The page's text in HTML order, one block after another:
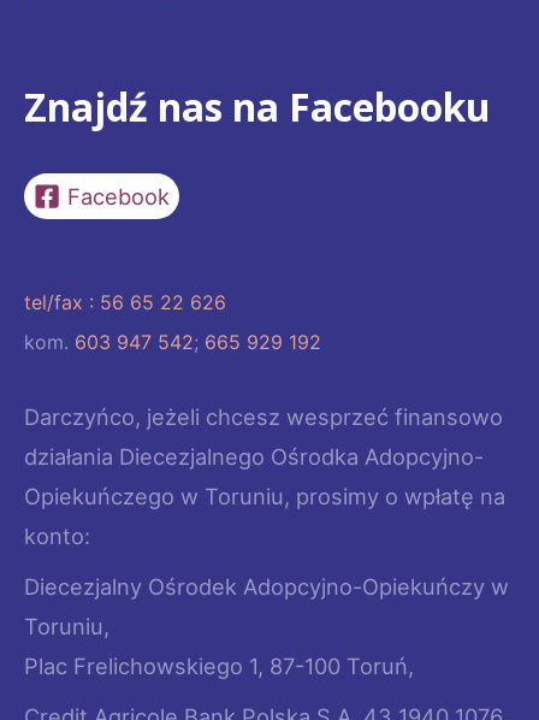
Znajdź nas na Facebooku
Facebook
tel/fax : 56 65 22 626
kom. 603 947 542; 665 929 192
Darczyńco, jeżeli chcesz wesprzeć finansowo
działania Diecezjalnego Ośrodka Adopcyjno-
Opiekuńczego w Toruniu, prosimy o wpłatę na
konto:
Diecezjalny Ośrodek Adopcyjno-Opiekuńczy w
Toruniu,
Plac Frelichowskiego 1, 87-100 Toruń,